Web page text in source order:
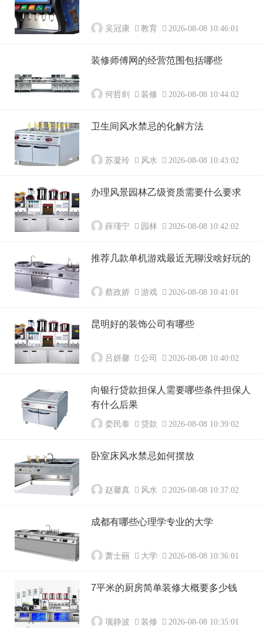
吴冠康 教育 2026-08-08 10:46:01
装修师傅网的经营范围包括哪些
何哲剑 装修 2026-08-08 10:44:02
卫生间风水禁忌的化解方法
苏凝玲 风水 2026-08-08 10:43:02
办理风景园林乙级资质需要什么要求
薛瑾宁 园林 2026-08-08 10:42:02
推荐几款单机游戏最近无聊没啥好玩的
蔡政娇 游戏 2026-08-08 10:41:01
昆明好的装饰公司有哪些
吕妍馨 公司 2026-08-08 10:40:02
向银行贷款担保人需要哪些条件担保人
有什么后果
娄民泰 贷款 2026-08-08 10:39:02
卧室床风水禁忌如何摆放
赵馨真 风水 2026-08-08 10:37:02
成都有哪些心理学专业的大学
萧士丽 大学 2026-08-08 10:36:01
7平米的厨房简单装修大概要多少钱
项静波 装修 2026-08-08 10:35:01